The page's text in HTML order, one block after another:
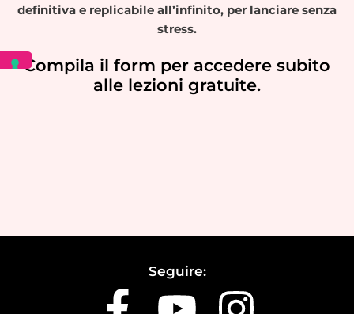
definitiva e replicabile all’infinito, per lanciare senza
stress.
Compila il form per accedere subito
alle lezioni gratuite.
Seguire: